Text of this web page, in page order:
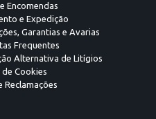
Encomendas
e Expedição
Garantias e Avarias
Frequentes
Alternativa de Litígios
Cookies
Reclamações